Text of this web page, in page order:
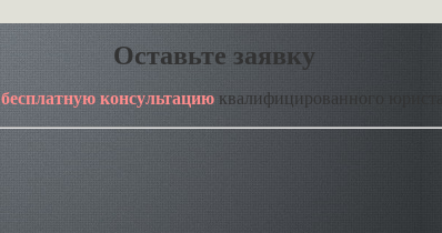
Оставьте заявку
бесплатную консультацию квалифицированного юриста!